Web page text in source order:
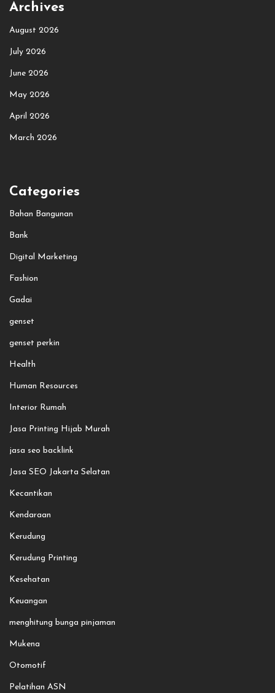
Archives
August 2026
July 2026
June 2026
May 2026
April 2026
March 2026
Categories
Bahan Bangunan
Bank
Digital Marketing
Fashion
Gadai
genset
genset perkin
Health
Human Resources
Interior Rumah
Jasa Printing Hijab Murah
jasa seo backlink
Jasa SEO Jakarta Selatan
Kecantikan
Kendaraan
Kerudung
Kerudung Printing
Kesehatan
Keuangan
menghitung bunga pinjaman
Mukena
Otomotif
Pelatihan ASN